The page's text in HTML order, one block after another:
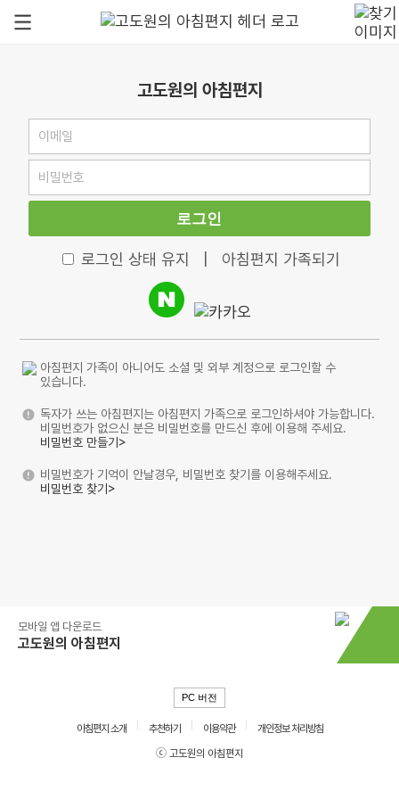
고도원의 아침편지
로그인
로그인 상태 유지 아침편지 가족되기
아침편지 가족이 아니어도 소셜 및 외부 계정으로 로그인할 수
있습니다.
독자가 쓰는 아침편지는 아침편지 가족으로 로그인하셔야 가능합니다.
비밀번호가 없으신 분은 비밀번호를 만드신 후에 이용해 주세요.
비밀번호 만들기>
비밀번호가 기억이 안날경우, 비밀번호 찾기를 이용해주세요.
비밀번호 찾기>
모바일 앱 다운로드
고도원의 아침편지
PC 버전
아침편지 소개 추천하기 이용약관
개인정보 처리방침
ⓒ 고도원의 아침편지